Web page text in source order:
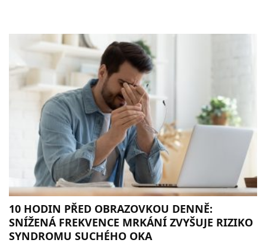
10 HODIN PŘED OBRAZOVKOU DENNĚ:
SNÍŽENÁ FREKVENCE MRKÁNÍ ZVYŠUJE RIZIKO
SYNDROMU SUCHÉHO OKA